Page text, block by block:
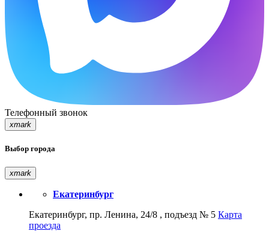
Телефонный звонок
xmark
Выбор города
xmark
Екатеринбург
Екатеринбург, пр. Ленина, 24/8 , подъезд № 5 Карта
проезда